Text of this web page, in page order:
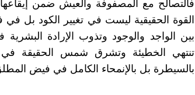
فالتصالح مع المصفوفة والعيش ضمن
القوة الحقيقية ليست في تغيير الكود بل في
بين الواجد والوجود وتذوب الإرادة
تنتهي الخطيئة وتشرق شمس الحقيقة
بالسيطرة بل بالإنمحاء الكامل في فيض